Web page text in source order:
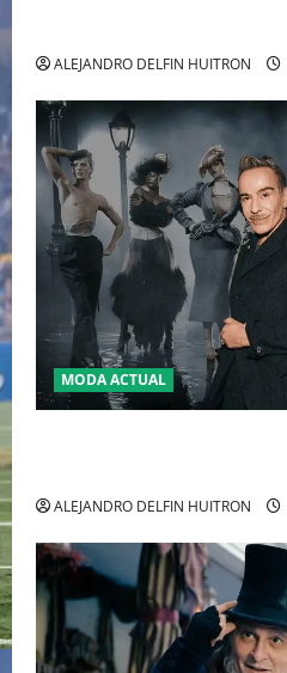
ALEJANDRO DELFIN HUITRON
MODA ACTUAL
ALEJANDRO DELFIN HUITRON